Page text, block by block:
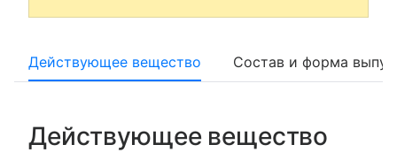
Действующее вещество Состав и форма
Действующее вещество